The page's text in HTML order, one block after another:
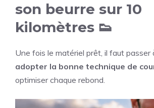
son beurre sur 10
kilomètres 👟
Une fois le matériel prêt, il faut passer
adopter la bonne technique de
optimiser chaque rebond.